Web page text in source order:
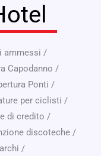
ammessi /
Capodanno /
Ponti /
per ciclisti /
di credito /
discoteche /
/